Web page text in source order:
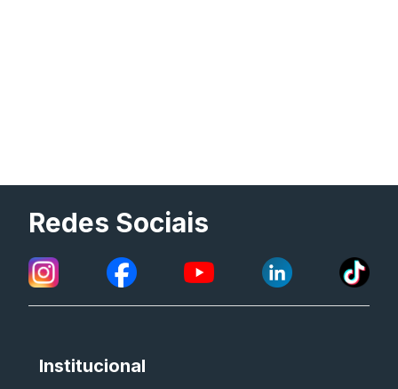
Redes Sociais
Institucional